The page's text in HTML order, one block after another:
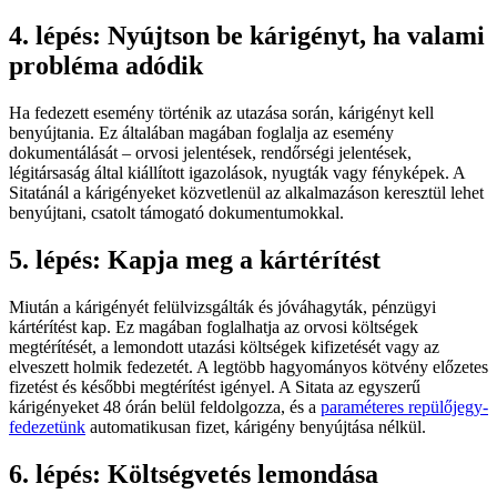
4. lépés: Nyújtson be kárigényt, ha valami
probléma adódik
Ha fedezett esemény történik az utazása során, kárigényt kell
benyújtania. Ez általában magában foglalja az esemény
dokumentálását – orvosi jelentések, rendőrségi jelentések,
légitársaság által kiállított igazolások, nyugták vagy fényképek. A
Sitatánál a kárigényeket közvetlenül az alkalmazáson keresztül lehet
benyújtani, csatolt támogató dokumentumokkal.
5. lépés: Kapja meg a kártérítést
Miután a kárigényét felülvizsgálták és jóváhagyták, pénzügyi
kártérítést kap. Ez magában foglalhatja az orvosi költségek
megtérítését, a lemondott utazási költségek kifizetését vagy az
elveszett holmik fedezetét. A legtöbb hagyományos kötvény előzetes
fizetést és későbbi megtérítést igényel. A Sitata az egyszerű
kárigényeket 48 órán belül feldolgozza, és a paraméteres repülőjegy-
fedezetünk automatikusan fizet, kárigény benyújtása nélkül.
6. lépés: Költségvetés lemondása